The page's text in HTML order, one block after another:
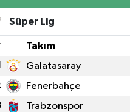
Süper Lig
Takım
Galatasaray
Fenerbahçe
Trabzonspor